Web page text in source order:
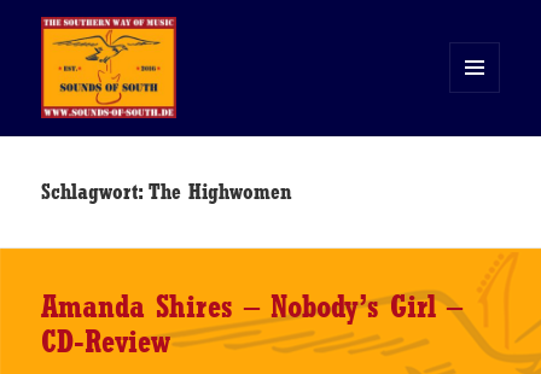
WIDGETS
Schlagwort:The Highwomen
Amanda Shires – Nobody’s Girl –
CD-Review